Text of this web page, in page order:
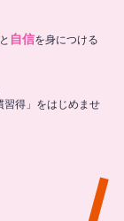
と 自信を身につける
習得」をはじめませ